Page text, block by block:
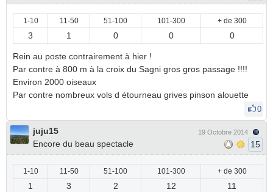
1-10 11-50 51-100 101-300 + de 300
3 1 0 0 0
Rein au poste contrairement à hier !
Par contre à 800 m à la croix du Sagni gros gros passage !!!!
Environ 2000 oiseaux
Par contre nombreux vols d étourneau grives pinson alouette
0
juju15
Encore du beau spectacle
19 Octobre 2014
15
1-10 11-50 51-100 101-300 + de 300
1 3 2 12 11